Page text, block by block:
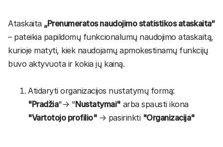
Ataskaita „Prenumeratos naudojimo statistikos ataskaita“
– pateikia papildomų funkcionalumų naudojimo ataskaitą,
kurioje matyti, kiek naudojamų apmokestinamų funkcijų
buvo aktyvuota ir kokia jų kainą.
Atidaryti organizacijos nustatymų formą:
"Pradžia"→ "Nustatymai" arba spausti ikona
"Vartotojo profilio"→ pasirinkti "Organizacija"